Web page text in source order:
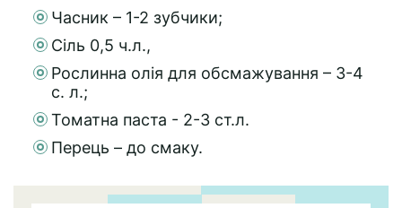
Часник – 1-2 зубчики;
Сіль 0,5 ч.л.,
Рослинна олія для обсмажування – 3-4
с. л.;
Томатна паста - 2-3 ст.л.
Перець – до смаку.